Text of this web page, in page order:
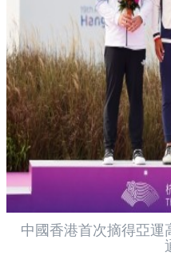
中國香港首次摘得亞運